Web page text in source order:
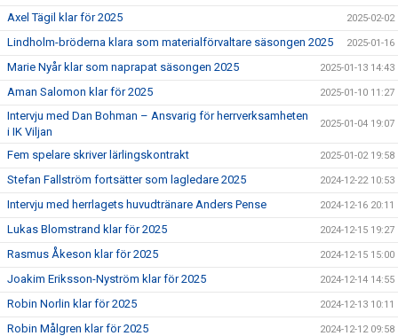
Axel Tägil klar för 2025 2025-02-02
Lindholm-bröderna klara som materialförvaltare säsongen 2025 2025-01-16
Marie Nyår klar som naprapat säsongen 2025 2025-01-13 14:43
Aman Salomon klar för 2025 2025-01-10 11:27
Intervju med Dan Bohman – Ansvarig för herrverksamheten
i IK Viljan
2025-01-04 19:07
Fem spelare skriver lärlingskontrakt 2025-01-02 19:58
Stefan Fallström fortsätter som lagledare 2025 2024-12-22 10:53
Intervju med herrlagets huvudtränare Anders Pense 2024-12-16 20:11
Lukas Blomstrand klar för 2025 2024-12-15 19:27
Rasmus Åkeson klar för 2025 2024-12-15 15:00
Joakim Eriksson-Nyström klar för 2025 2024-12-14 14:55
Robin Norlin klar för 2025 2024-12-13 10:11
Robin Målgren klar för 2025 2024-12-12 09:58